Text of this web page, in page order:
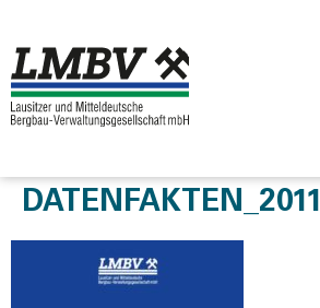
DATENFAKTEN_2011